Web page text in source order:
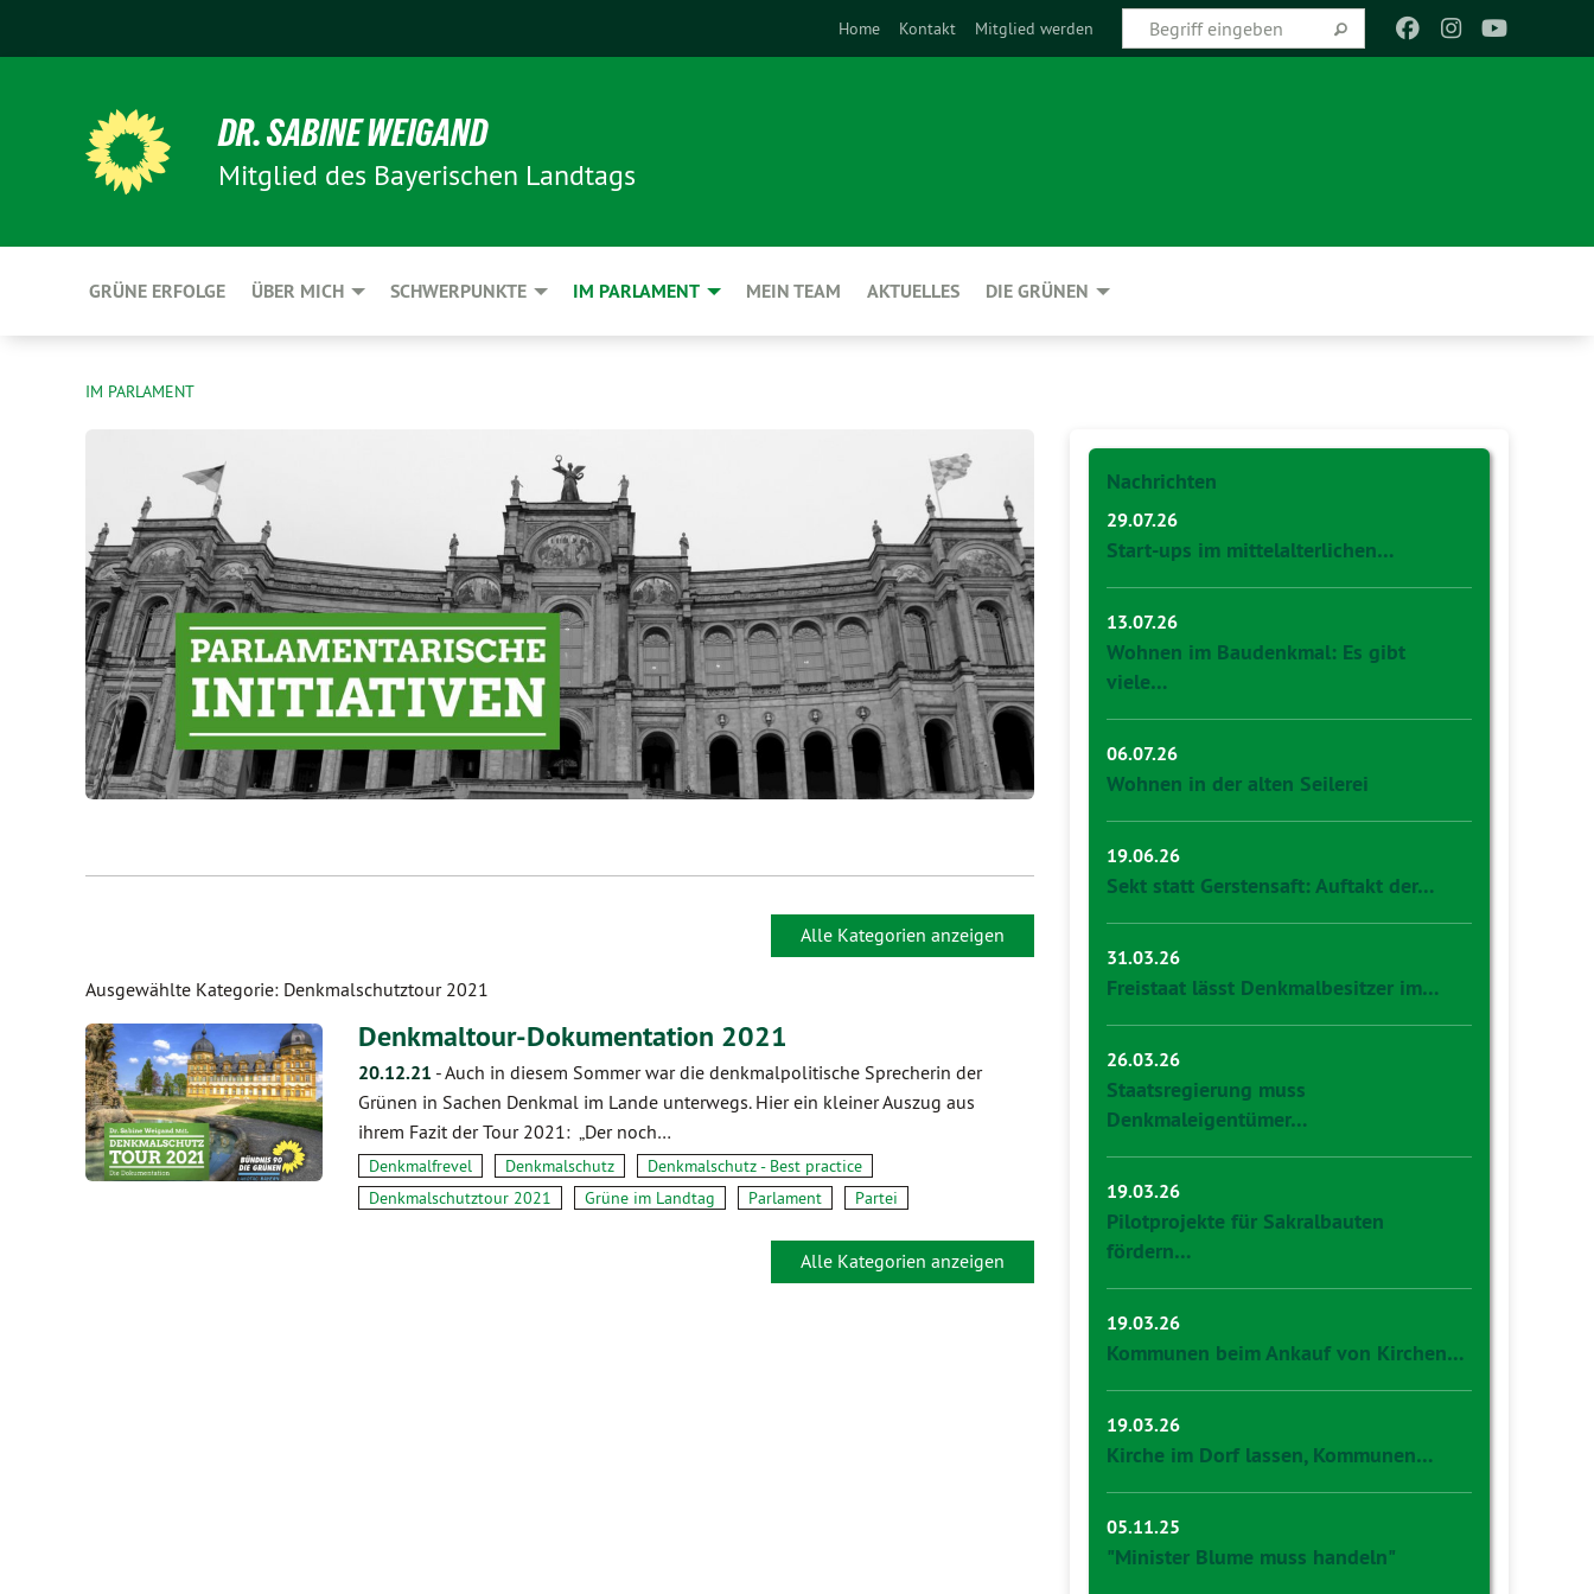
Home Kontakt Mitglied werden
DR. SABINE WEIGAND
Mitglied des Bayerischen Landtags
GRÜNE ERFOLGE ÜBER MICH SCHWERPUNKTE IM PARLAMENT MEIN TEAM AKTUELLES DIE GRÜNEN
IM PARLAMENT
Alle Kategorien anzeigen
Ausgewählte Kategorie: Denkmalschutztour 2021
Denkmaltour-Dokumentation 2021
20.12.21 -Auch in diesem Sommer war die denkmalpolitische Sprecherin der
Grünen in Sachen Denkmal im Lande unterwegs. Hier ein kleiner Auszug aus
ihrem Fazit der Tour 2021: „Der noch…
Denkmalfrevel Denkmalschutz
Denkmalschutz - Best practice
Denkmalschutztour 2021
Grüne im Landtag Parlament Partei
Alle Kategorien anzeigen
Nachrichten
29.07.26
Start-ups im mittelalterlichen…
13.07.26
Wohnen im Baudenkmal: Es gibt
viele…
06.07.26
Wohnen in der alten Seilerei
19.06.26
Sekt statt Gerstensaft: Auftakt der…
31.03.26
Freistaat lässt Denkmalbesitzer im…
26.03.26
Staatsregierung muss
Denkmaleigentümer…
19.03.26
Pilotprojekte für Sakralbauten
fördern…
19.03.26
Kommunen beim Ankauf von Kirchen…
19.03.26
Kirche im Dorf lassen, Kommunen…
05.11.25
"Minister Blume muss handeln"